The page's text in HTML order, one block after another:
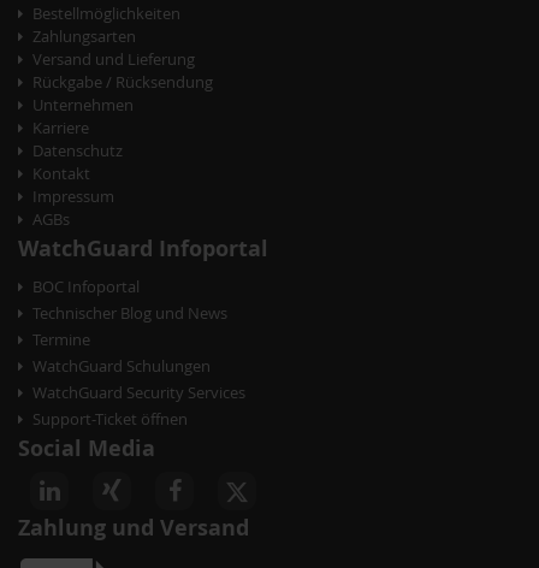
Bestellmöglichkeiten
Zahlungsarten
Versand und Lieferung
Rückgabe / Rücksendung
Unternehmen
Karriere
Datenschutz
Kontakt
Impressum
AGBs
WatchGuard Infoportal
BOC Infoportal
Technischer Blog und News
Termine
WatchGuard Schulungen
WatchGuard Security Services
Support-Ticket öffnen
Social Media
Zahlung und Versand